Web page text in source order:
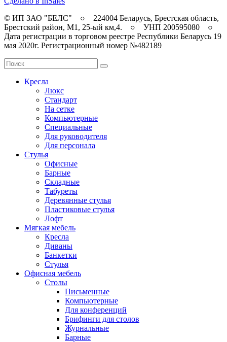
© ИП ЗАО "БЕЛС" ○ 224004 Беларусь, Брестская область,
Брестский район, M1, 25-ый км,4. ○ УНП 200595080 ○
Дата регистрации в торговом реестре Республики Беларусь 19
мая 2020г. Регистрационный номер №482189
Кресла
Люкс
Стандарт
На сетке
Компьютерные
Специальные
Для руководителя
Для персонала
Стулья
Офисные
Барные
Складные
Табуреты
Деревянные стулья
Пластиковые стулья
Лофт
Мягкая мебель
Кресла
Диваны
Банкетки
Стулья
Офисная мебель
Столы
Письменные
Компьютерные
Для конференций
Брифинги для столов
Журнальные
Барные